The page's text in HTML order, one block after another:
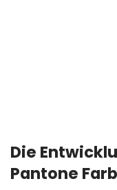
Die
Pantone